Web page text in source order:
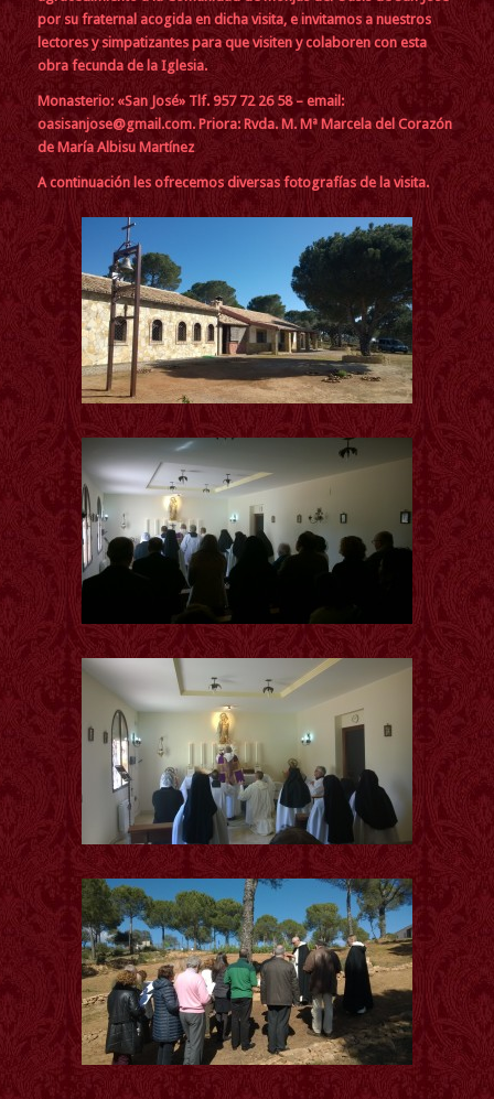
por su fraternal acogida en dicha visita, e invitamos a nuestros
lectores y simpatizantes para que visiten y colaboren con esta
obra fecunda de la Iglesia.
Monasterio: «San José» Tlf. 957 72 26 58 – email:
oasisanjose@gmail.com. Priora: Rvda. M. Mª Marcela del Corazón
de María Albisu Martínez
A continuación les ofrecemos diversas fotografías de la visita.